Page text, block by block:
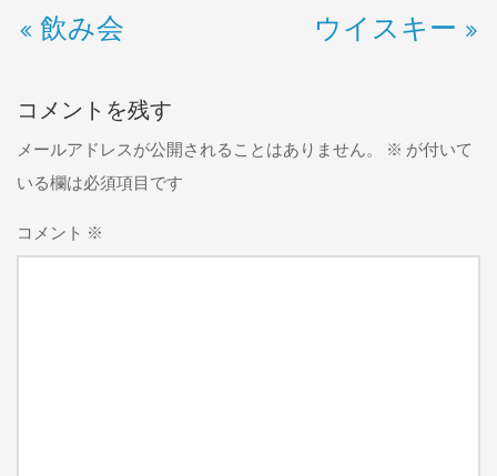
飲み会 ウイスキー
コメントを残す
メールアドレスが公開されることはありません。 ※ が付いて
いる欄は必須項目です
コメント ※